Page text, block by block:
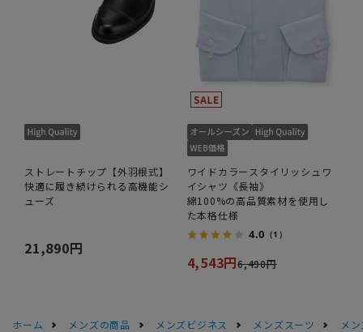
ストレートチップ【外羽根式】
快適に履き続けられる高機能シ
ューズ
21,890円
ワイドカラースタイリッシュワ
イシャツ《長袖》
綿100%の高品質素材を使用し
た本格仕様
4.0 （1）
4,543円6,490円
ホーム メンズの商品 メンズビジネス メンズスーツ
メ